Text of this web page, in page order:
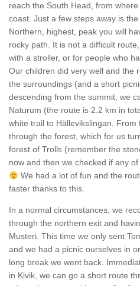
reach the South Head, from
coast. Just a few steps away is
Northern, highest, peak you will
rocky path. It is not a difficult
with a stroller, or for people who
Our children did very well and the
the surroundings (and a short
descending from the summit, we
Naturum (the route is 2.2 km in
white trail to Hällevikslingan.
through the forest, which for us
forest of Trolls (remember the
now and then we checked if any
We had a lot of fun and the
faster thanks to this.
In a normal circumstances, we
through the northern exit and
Musteri. This time we only sent
and we had a picnic ourselves in
long break we went back.
in Kivik, we can go a short route